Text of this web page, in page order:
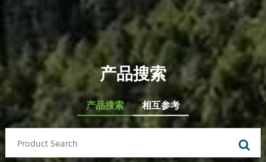
产品搜索
产品搜索 相互参考